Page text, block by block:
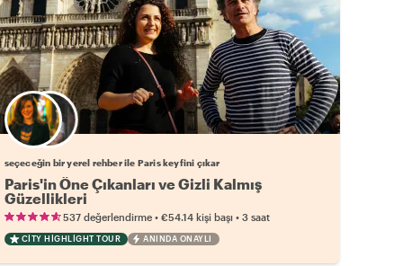
Favori yerel rehberini seç
seçeceğin bir yerel rehber ile Paris keyfini çıkar
Paris'in Öne Çıkanları ve Gizli Kalmış
Güzellikleri
537 değerlendirme• €54.14 kişi başı• 3 saat
CITY HIGHLIGHT TOUR ANINDA ONAYLI